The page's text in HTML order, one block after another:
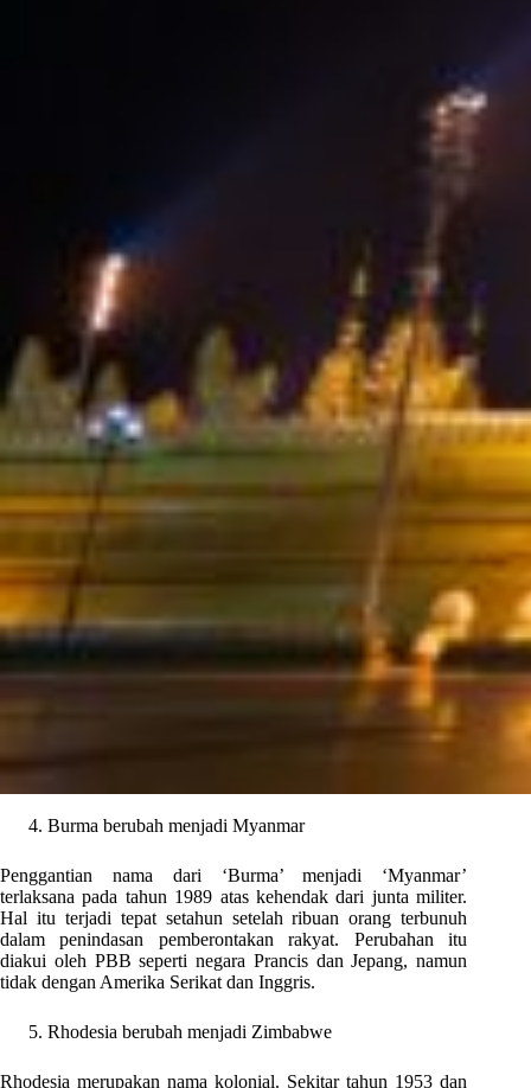
Burma berubah menjadi Myanmar
Penggantian nama dari ‘Burma’ menjadi ‘Myanmar’
terlaksana pada tahun 1989 atas kehendak dari junta militer.
Hal itu terjadi tepat setahun setelah ribuan orang terbunuh
dalam penindasan pemberontakan rakyat. Perubahan itu
diakui oleh PBB seperti negara Prancis dan Jepang, namun
tidak dengan Amerika Serikat dan Inggris.
Rhodesia berubah menjadi Zimbabwe
Rhodesia merupakan nama kolonial. Sekitar tahun 1953 dan